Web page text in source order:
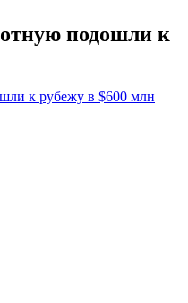
подошли к
к рубежу в $600 млн